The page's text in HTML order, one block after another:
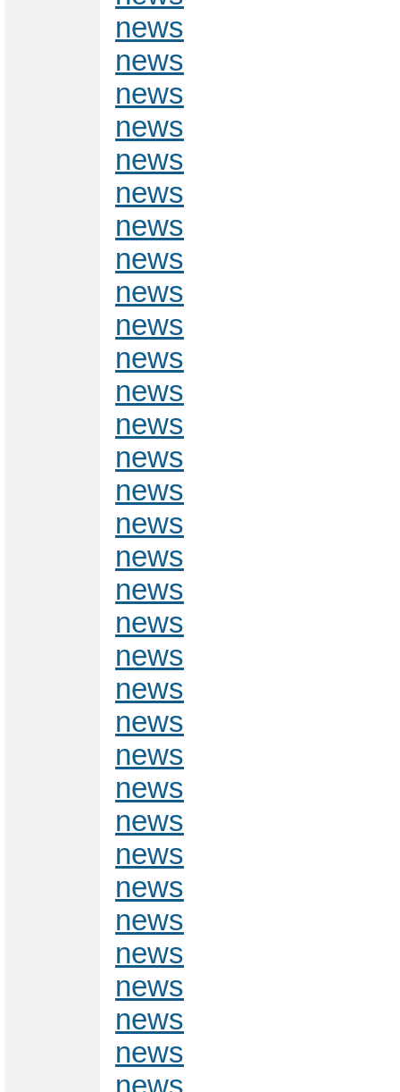
news
news
news
news
news
news
news
news
news
news
news
news
news
news
news
news
news
news
news
news
news
news
news
news
news
news
news
news
news
news
news
news
news